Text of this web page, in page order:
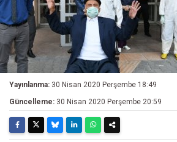
Yayınlanma: 30 Nisan 2020 Perşembe 18:49
Güncelleme: 30 Nisan 2020 Perşembe 20:59